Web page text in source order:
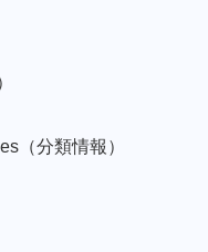
（分類情報）